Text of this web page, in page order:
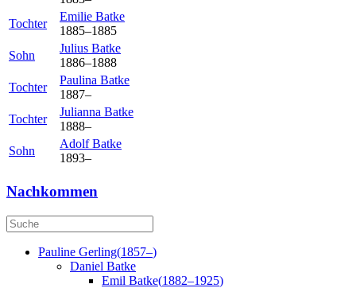
Tochter
Emilie Batke
1885–1885
Sohn
Julius Batke
1886–1888
Tochter
Paulina Batke
1887–
Tochter
Julianna Batke
1888–
Sohn
AdolfBatke
1893–
Nachkommen
Pauline Gerling(1857–)
Daniel Batke
Emil Batke(1882–1925)